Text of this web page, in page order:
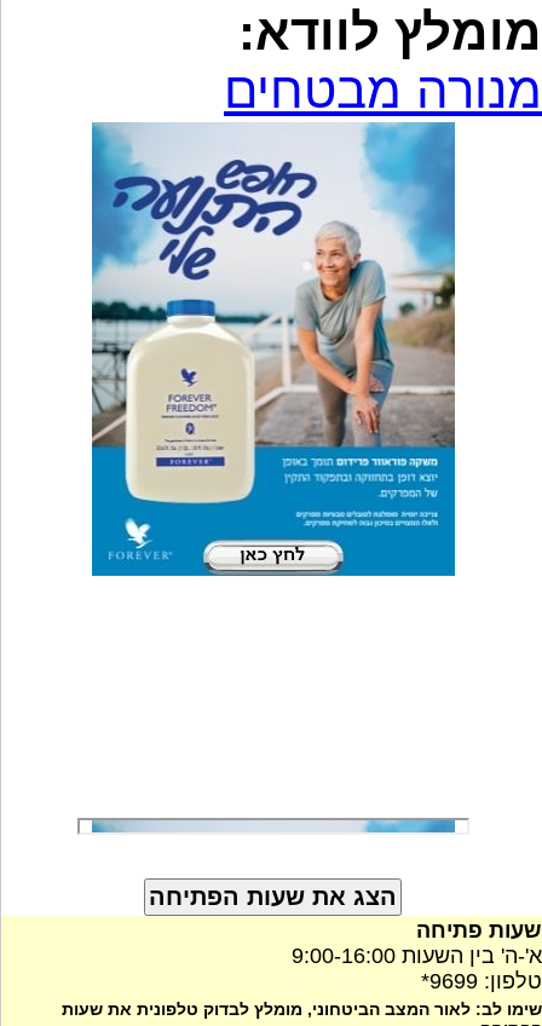
מומלץ לוודא:
מנורה מבטחים
שעות פתיחה
א'-ה' בין השעות 9:00-16:00
טלפון: 9699*
שימו לב: לאור המצב הביטחוני, מומלץ לבדוק טלפונית את שעות